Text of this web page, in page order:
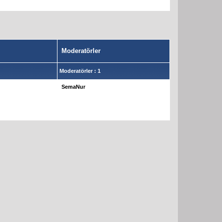
Moderatörler
Moderatörler : 1
SemaNur